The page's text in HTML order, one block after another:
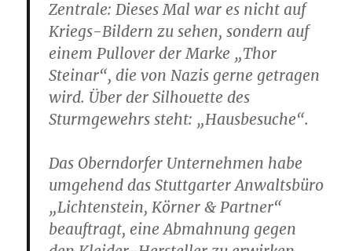
Zentrale: Dieses Mal war es nicht auf
Kriegs-Bildern zu sehen, sondern auf
einem Pullover der Marke „Thor
Steinar“, die von Nazis gerne getragen
wird. Über der Silhouette des
Sturmgewehrs steht: „Hausbesuche“.
Das Oberndorfer Unternehmen habe
umgehend das Stuttgarter Anwaltsbüro
„Lichtenstein, Körner & Partner“
beauftragt, eine Abmahnung gegen